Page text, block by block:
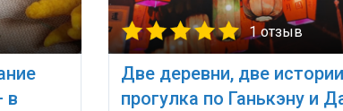
в
1 отзыв
Две деревни, две
прогулка по Ганькэну и